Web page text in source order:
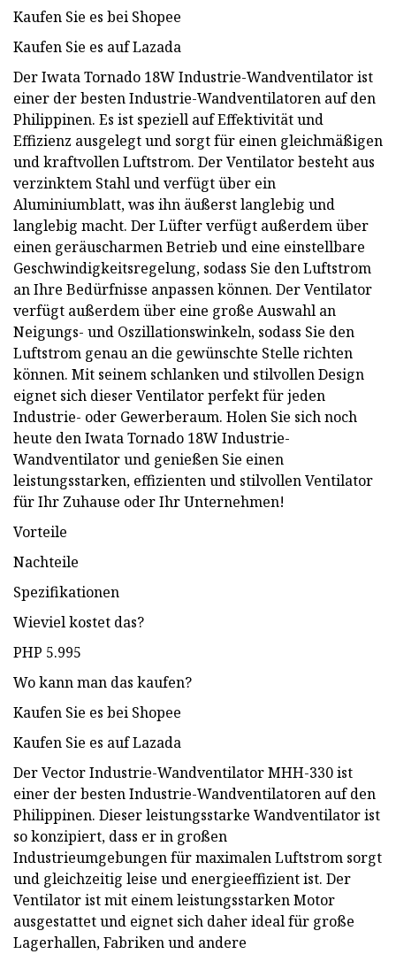
Kaufen Sie es bei Shopee
Kaufen Sie es auf Lazada
Der Iwata Tornado 18W Industrie-Wandventilator ist
einer der besten Industrie-Wandventilatoren auf den
Philippinen. Es ist speziell auf Effektivität und
Effizienz ausgelegt und sorgt für einen gleichmäßigen
und kraftvollen Luftstrom. Der Ventilator besteht aus
verzinktem Stahl und verfügt über ein
Aluminiumblatt, was ihn äußerst langlebig und
langlebig macht. Der Lüfter verfügt außerdem über
einen geräuscharmen Betrieb und eine einstellbare
Geschwindigkeitsregelung, sodass Sie den Luftstrom
an Ihre Bedürfnisse anpassen können. Der Ventilator
verfügt außerdem über eine große Auswahl an
Neigungs- und Oszillationswinkeln, sodass Sie den
Luftstrom genau an die gewünschte Stelle richten
können. Mit seinem schlanken und stilvollen Design
eignet sich dieser Ventilator perfekt für jeden
Industrie- oder Gewerberaum. Holen Sie sich noch
heute den Iwata Tornado 18W Industrie-
Wandventilator und genießen Sie einen
leistungsstarken, effizienten und stilvollen Ventilator
für Ihr Zuhause oder Ihr Unternehmen!
Vorteile
Nachteile
Spezifikationen
Wieviel kostet das?
PHP 5.995
Wo kann man das kaufen?
Kaufen Sie es bei Shopee
Kaufen Sie es auf Lazada
Der Vector Industrie-Wandventilator MHH-330 ist
einer der besten Industrie-Wandventilatoren auf den
Philippinen. Dieser leistungsstarke Wandventilator ist
so konzipiert, dass er in großen
Industrieumgebungen für maximalen Luftstrom sorgt
und gleichzeitig leise und energieeffizient ist. Der
Ventilator ist mit einem leistungsstarken Motor
ausgestattet und eignet sich daher ideal für große
Lagerhallen, Fabriken und andere